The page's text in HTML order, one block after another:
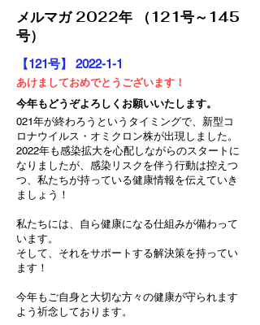
​メルマガ 2022年 （121号～145
号）
【121号】 2022-1-1
あけましておめでとうございます！
今年もどうぞよろしくお願いいたします。
021年が終わろうというタイミングで、新型コ
ロナウイルス・オミクロン株が出現しました。
2022年も感染拡大を心配しながらのスタートに
なりましたが、感染リスクを伴う行動は控えつ
つ、私たちが持っている健康情報を伝えていき
ましょう！
私たちには、自ら健康になる仕組みが備わって
います。
そして、それをサポートする解決策を持ってい
ます！
今年もご自身と大切な方々の健康が守られます
よう祈念しております。